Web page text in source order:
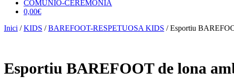
COMUNIÓ-CEREMÒNIA
0,00€
Inici /KIDS /BAREFOOT-RESPETUOSA KIDS / Esportiu
Esportiu BAREFOOT de lona